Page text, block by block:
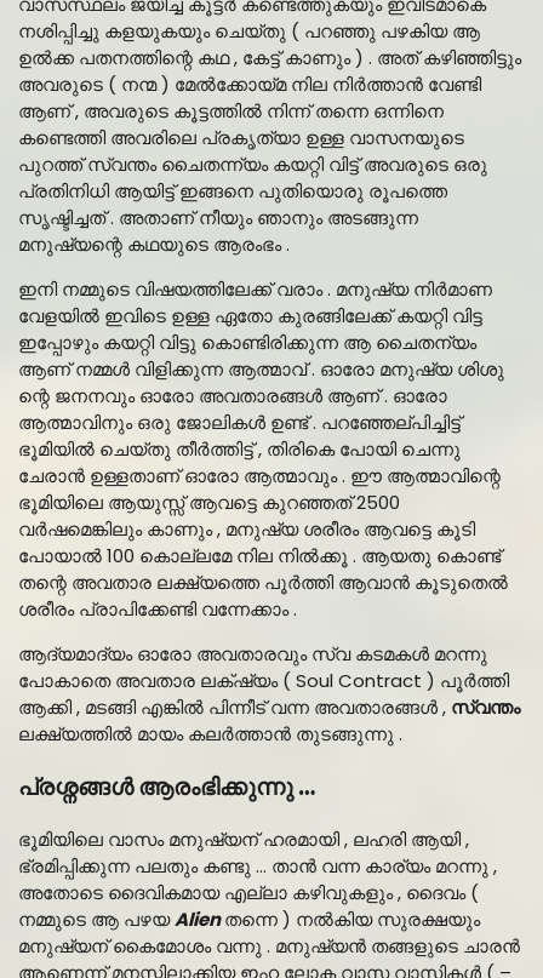
നശിപ്പിച്ചു കളയുകയും ചെയ്തു ( പറഞ്ഞു പഴകിയ ആ
ഉൽക്ക പതനത്തിന്റെ കഥ , കേട്ട് കാണും ) . അത് കഴിഞ്ഞിട്ടും
അവരുടെ ( നന്മ ) മേൽക്കോയ്മ നില നിർത്താൻ വേണ്ടി
ആണ് , അവരുടെ കൂട്ടത്തിൽ നിന്ന് തന്നെ ഒന്നിനെ
കണ്ടെത്തി അവരിലെ പ്രകൃത്യാ ഉള്ള വാസനയുടെ
പുറത്ത് സ്വന്തം ചൈതന്ന്യം കയറ്റി വിട്ട് അവരുടെ ഒരു
പ്രതിനിധി ആയിട്ട് ഇങ്ങനെ പുതിയൊരു രൂപത്തെ
സൃഷ്ടിച്ചത് . അതാണ് നീയും ഞാനും അടങ്ങുന്ന
മനുഷ്യന്റെ കഥയുടെ ആരംഭം .
ഇനി നമ്മുടെ വിഷയത്തിലേക്ക് വരാം . മനുഷ്യ നിർമാണ
വേളയിൽ ഇവിടെ ഉള്ള ഏതോ കുരങ്ങിലേക്ക് കയറ്റി വിട്ട
ഇപ്പോഴും കയറ്റി വിട്ടു കൊണ്ടിരിക്കുന്ന ആ ചൈതന്യം
ആണ് നമ്മൾ വിളിക്കുന്ന ആത്മാവ് . ഓരോ മനുഷ്യ ശിശു
ന്റെ ജനനവും ഓരോ അവതാരങ്ങൾ ആണ് . ഓരോ
ആത്മാവിനും ഒരു ജോലികൾ ഉണ്ട് . പറഞ്ഞേല്പിച്ചിട്ട്
ഭൂമിയിൽ ചെയ്തു തീർത്തിട്ട് , തിരികെ പോയി ചെന്നു
ചേരാൻ ഉള്ളതാണ് ഓരോ ആത്മാവും . ഈ ആത്മാവിന്റെ
ഭൂമിയിലെ ആയുസ്സ് ആവട്ടെ കുറഞ്ഞത് 2500
വർഷമെങ്കിലും കാണും , മനുഷ്യ ശരീരം ആവട്ടെ കൂടി
പോയാൽ 100 കൊല്ലമേ നില നിൽക്കൂ . ആയതു കൊണ്ട്
തന്റെ അവതാര ലക്ഷ്യത്തെ പൂർത്തി ആവാൻ കൂടുതെൽ
ശരീരം പ്രാപിക്കേണ്ടി വന്നേക്കാം .
ആദ്യമാദ്യം ഓരോ അവതാരവും സ്വ കടമകൾ മറന്നു
പോകാതെ അവതാര ലക്‌ഷ്യം ( Soul Contract ) പൂർത്തി
ആക്കി , മടങ്ങി എങ്കിൽ പിന്നീട് വന്ന അവതാരങ്ങൾ , സ്വന്തം
ലക്ഷ്യത്തിൽ മായം കലർത്താൻ തുടങ്ങുന്നു .
പ്രശ്നങ്ങൾ ആരംഭിക്കുന്നു …
ഭൂമിയിലെ വാസം മനുഷ്യന്‌ ഹരമായി , ലഹരി ആയി ,
ഭ്രമിപ്പിക്കുന്ന പലതും കണ്ടു … താൻ വന്ന കാര്യം മറന്നു ,
അതോടെ ദൈവികമായ എല്ലാ കഴിവുകളും , ദൈവം (
നമ്മുടെ ആ പഴയAlienതന്നെ ) നൽകിയ സുരക്ഷയും
മനുഷ്യന്‌ കൈമോശം വന്നു . മനുഷ്യൻ തങ്ങളുടെ ചാരൻ